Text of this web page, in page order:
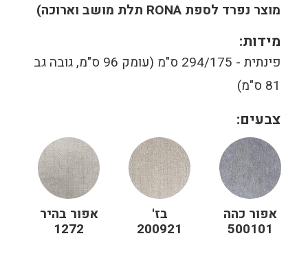
מוצר נפרד לספת RONA תלת מושב וארוכה)
מידות:
פינתית - 294/175 ס"מ (עומק 96 ס"מ, גובה גב
81 ס"מ)
צבעים:
אפור כהה
500101
בז'
200921
אפור בהיר
1272